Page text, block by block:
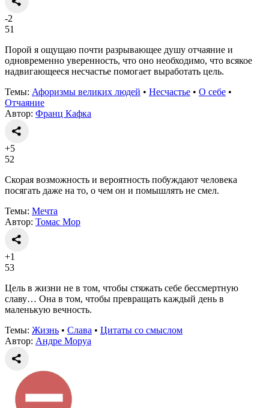
-2
51
Порой я ощущаю почти разрывающее душу отчаяние и
одновременно уверенность, что оно необходимо, что всякое
надвигающееся несчастье помогает выработать цель.
Темы: Афоризмы великих людей • Несчастье • О себе •
Отчаяние
Автор: Франц Кафка
+5
52
Скорая возможность и вероятность побуждают человека
посягать даже на то, о чем он и помышлять не смел.
Темы: Мечта
Автор: Томас Мор
+1
53
Цель в жизни не в том, чтобы стяжать себе бессмертную
славу… Она в том, чтобы превращать каждый день в
маленькую вечность.
Темы: Жизнь • Слава • Цитаты со смыслом
Автор: Андре Моруа